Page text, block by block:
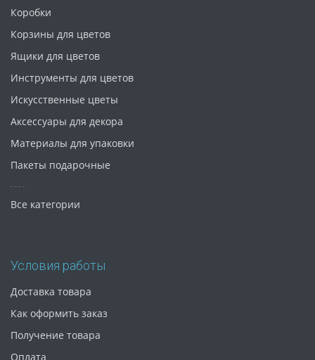
Коробки
Корзины для цветов
Ящики для цветов
Инструменты для цветов
Искусственные цветы
Аксессуары для декора
Материалы для упаковки
Пакеты подарочные
Все категории
Условия работы
Доставка товара
Как оформить заказ
Получение товара
Оплата